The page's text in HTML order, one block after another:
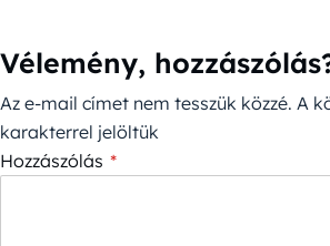
Vélemény,
Az e-mail címet nem tesszük közzé. A
karakterrel jelöltük
Hozzászólás *